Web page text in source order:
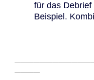
für das
Beispiel.
────